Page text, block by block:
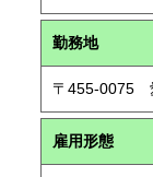
勤務地
〒455-0075
雇用形態